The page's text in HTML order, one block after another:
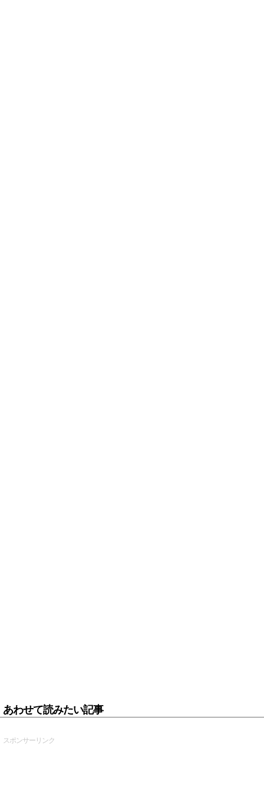
あわせて読みたい記事
スポンサーリンク